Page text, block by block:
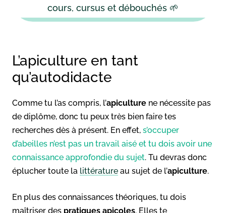
cours, cursus et débouchés 🌱
L’apiculture en tant
qu’autodidacte
Comme tu l’as compris, l’apiculture ne nécessite pas
de diplôme, donc tu peux très bien faire tes
recherches dès à présent. En effet, s’occuper
d’abeilles n’est pas un travail aisé et tu dois avoir une
connaissance approfondie du sujet. Tu devras donc
éplucher toute la littérature au sujet de l’apiculture.
En plus des connaissances théoriques, tu dois
maîtriser des pratiques apicoles. Elles te